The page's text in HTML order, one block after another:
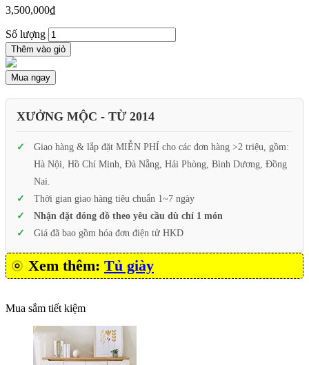
3,500,000₫
Số lượng
Thêm vào giỏ
Mua ngay
XƯỞNG MỘC - TỪ 2014
Giao hàng & lắp đặt MIỄN PHÍ cho các đơn hàng >2 triệu, gồm:
Hà Nội, Hồ Chí Minh, Đà Nẵng, Hải Phòng, Bình Dương, Đồng
Nai.
Thời gian giao hàng tiêu chuẩn 1~7 ngày
Nhận đặt đóng đồ theo yêu cầu dù chỉ 1 món
Giá đã bao gồm hóa đơn điện tử HKD
Xem thêm: Tủ giày
Mua sắm tiết kiệm